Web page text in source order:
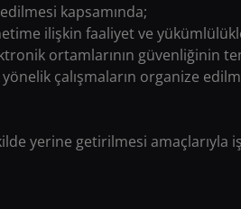
kapsamında;
ilişkin faaliyet ve
ortamlarının güvenliğinin
çalışmaların organize
yerine getirilmesi amaçlarıyla